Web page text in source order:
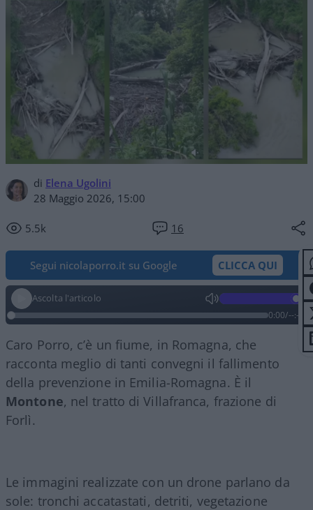
di Elena Ugolini
28 Maggio 2026, 15:00
5.5k 16
Segui nicolaporro.it su Google CLICCA QUI
Ascolta l'articolo
0:00/--:--
Caro Porro, c’è un fiume, in Romagna, che
racconta meglio di tanti convegni il fallimento
della prevenzione in Emilia-Romagna. È il
Montone, nel tratto di Villafranca, frazione di
Forlì.
Le immagini realizzate con un drone parlano da
sole: tronchi accatastati, detriti, vegetazione